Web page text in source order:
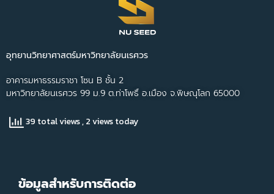
อุทยานวิทยาศาสตร์มหาวิทยาลัยนเรศวร
อาคารมหาธรรมราชา โซน B ชั้น 2
มหาวิทยาลัยนเรศวร 99 ม.9 ต.ท่าโพธิ์ อ.เมือง จ.พิษณุโลก 65000
39 total views, 2 views today
ข้อมูลสำหรับการติดต่อ